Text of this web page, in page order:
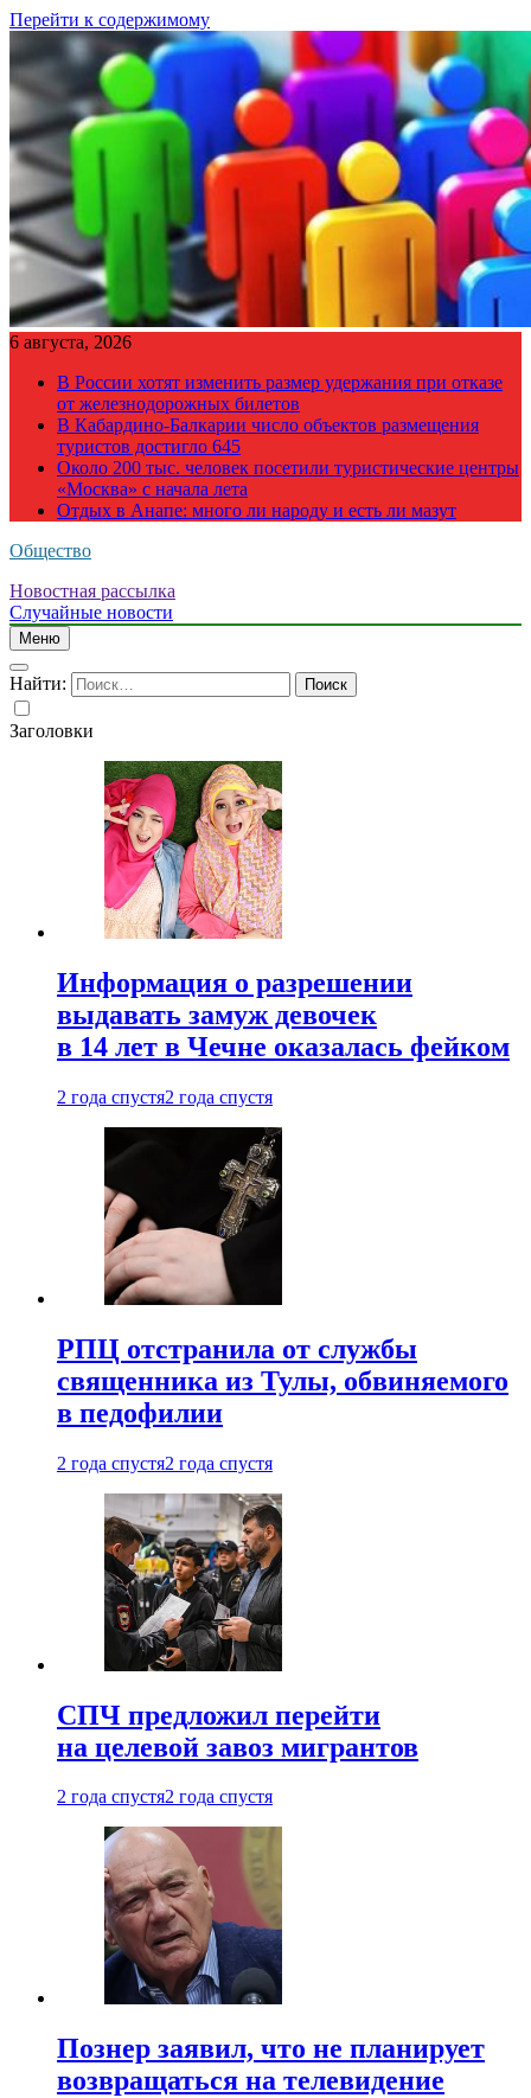
Перейти к содержимому
6 августа, 2026
В России хотят изменить размер удержания при отказе
от железнодорожных билетов
В Кабардино-Балкарии число объектов размещения
туристов достигло 645
Около 200 тыс. человек посетили туристические центры
«Москва» с начала лета
Отдых в Анапе: много ли народу и есть ли мазут
Общество
Новостная рассылка
Случайные новости
Меню
Найти:
Заголовки
Информация о разрешении
выдавать замуж девочек
в 14 лет в Чечне оказалась фейком
2 года спустя2 года спустя
РПЦ отстранила от службы
священника из Тулы, обвиняемого
в педофилии
2 года спустя2 года спустя
СПЧ предложил перейти
на целевой завоз мигрантов
2 года спустя2 года спустя
Познер заявил, что не планирует
возвращаться на телевидение